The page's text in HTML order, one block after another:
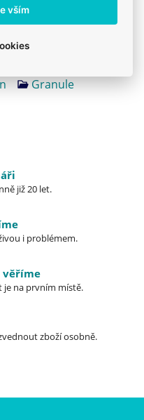
Krmiva
Granule
již 20 let.
i problémem.
věříme
je na prvním místě.
zboží osobně.
vším